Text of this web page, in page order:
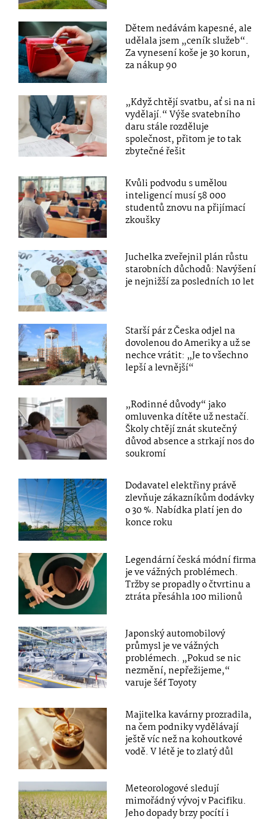
Dětem nedávám kapesné, ale
udělala jsem „ceník služeb“.
Za vynesení koše je 30 korun,
za nákup 90
„Když chtějí svatbu, ať si na ni
vydělají.“ Výše svatebního
daru stále rozděluje
společnost, přitom je to tak
zbytečné řešit
Kvůli podvodu s umělou
inteligencí musí 58 000
studentů znovu na přijímací
zkoušky
Juchelka zveřejnil plán růstu
starobních důchodů: Navýšení
je nejnižší za posledních 10 let
Starší pár z Česka odjel na
dovolenou do Ameriky a už se
nechce vrátit: „Je to všechno
lepší a levnější“
„Rodinné důvody“ jako
omluvenka dítěte už nestačí.
Školy chtějí znát skutečný
důvod absence a strkají nos do
soukromí
Dodavatel elektřiny právě
zlevňuje zákazníkům dodávky
o 30 %. Nabídka platí jen do
konce roku
Legendární česká módní firma
je ve vážných problémech.
Tržby se propadly o čtvrtinu a
ztráta přesáhla 100 milionů
Japonský automobilový
průmysl je ve vážných
problémech. „Pokud se nic
nezmění, nepřežijeme,“
varuje šéf Toyoty
Majitelka kavárny prozradila,
na čem podniky vydělávají
ještě víc než na kohoutkové
vodě. V létě je to zlatý důl
Meteorologové sledují
mimořádný vývoj v Pacifiku.
Jeho dopady brzy pocítí i